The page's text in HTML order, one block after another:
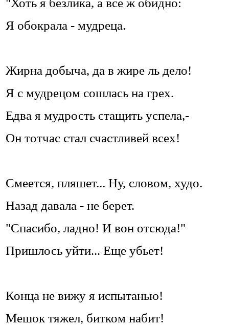
"Хоть я безлика, а все ж обидно:
Я обокрала - мудреца.
Жирна добыча, да в жире ль дело!
Я с мудрецом сошлась на грех.
Едва я мудрость стащить успела,-
Он тотчас стал счастливей всех!
Смеется, пляшет... Ну, словом, худо.
Назад давала - не берет.
"Спасибо, ладно! И вон отсюда!"
Пришлось уйти... Еще убьет!
Конца не вижу я испытанью!
Мешок тяжел, битком набит!